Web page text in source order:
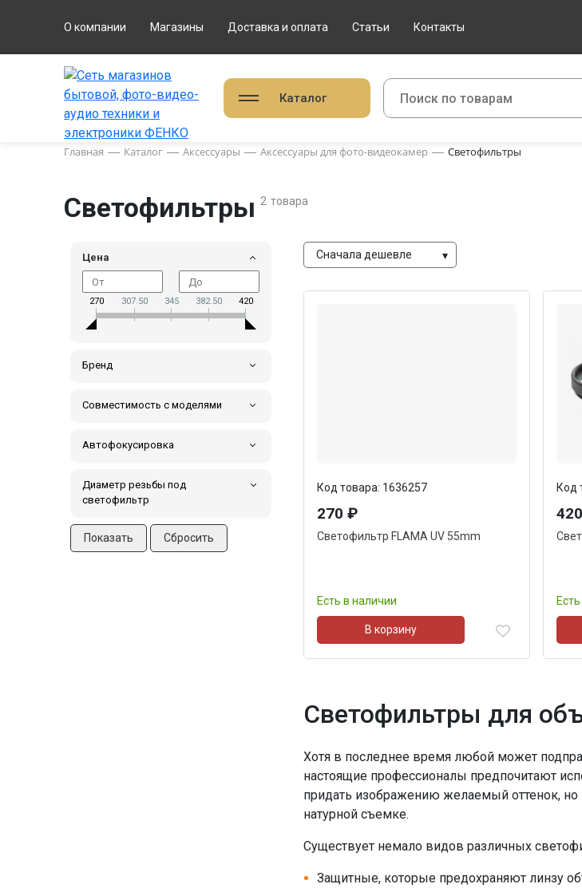
О компании Магазины Доставка и оплата Статьи Контакты
Каталог
Главная Каталог Аксессуары Аксессуары для фото-видеокамер Светофильтры
Светофильтры 2 товара
Цена
270 307.50 345 382.50 420
Бренд
Совместимость с моделями
Автофокусировка
Диаметр резьбы под
светофильтр
Сначала дешевле
Светофильтры для
Хотя в последнее время любой может
настоящие профессионалы предпочитают
придать изображению желаемый оттенок, но
натурной съемке.
Существует немало видов различных
Защитные, которые предохраняют линзу
Светофильтр FLAMA UV 55mm
Есть в наличии
Код товара: 1636257
270 ₽
В корзину
Код